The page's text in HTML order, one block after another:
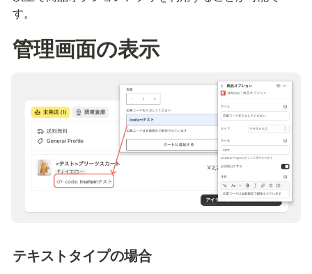
す。
管理画面の表示
テキストタイプの場合